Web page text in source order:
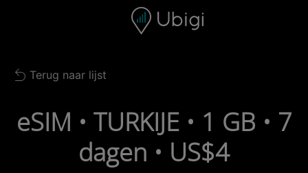
Navigatiebalk Voettekst
Back to list
Terug naar lijst
eSIM • TURKIJE • 1 GB • 7
dagen • US$4